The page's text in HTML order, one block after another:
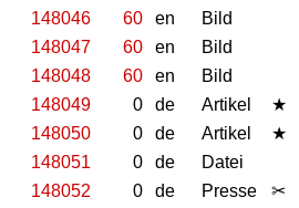
148046
60 en Bild
148047
60 en Bild
148048
60 en Bild
148049
0 de Artikel ★
148050
0 de Artikel ★
148051
0 de Datei
148052
0 de Presse ✂